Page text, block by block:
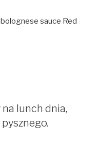
sauce Red
lunch dnia,